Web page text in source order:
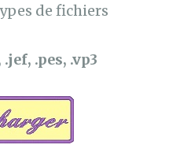
de fichiers
.pes, .vp3